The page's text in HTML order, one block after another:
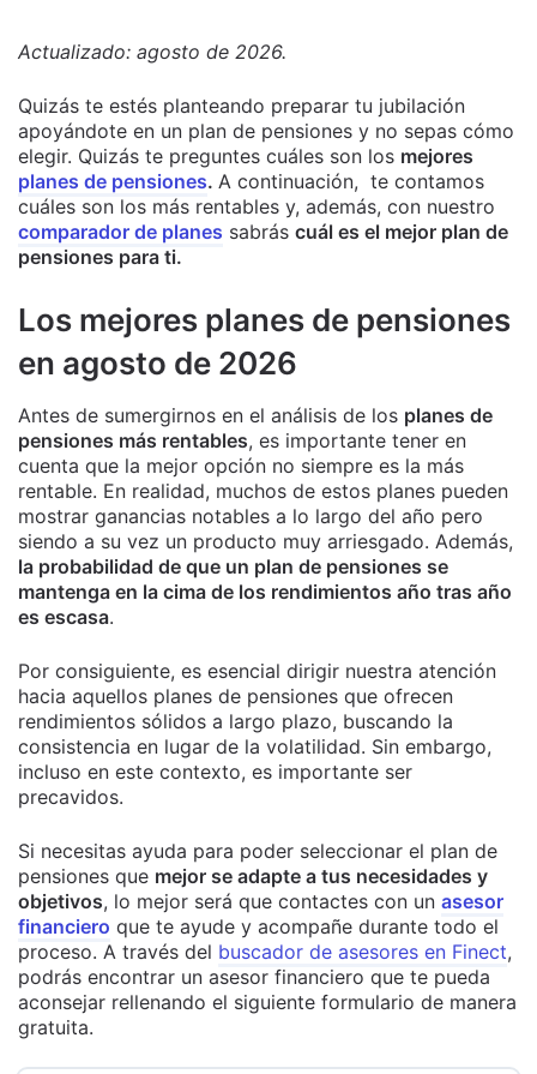
Actualizado: agosto de 2026.
Quizás te estés planteando preparar tu jubilación
apoyándote en un plan de pensiones y no sepas cómo
elegir. Quizás te preguntes cuáles son los mejores
planes de pensiones. A continuación, te contamos
cuáles son los más rentables y, además, con nuestro
comparador de planes sabrás cuál es el mejor plan de
pensiones para ti.
Los mejores planes de pensiones
en agosto de 2026
Antes de sumergirnos en el análisis de los planes de
pensiones más rentables, es importante tener en
cuenta que la mejor opción no siempre es la más
rentable. En realidad, muchos de estos planes pueden
mostrar ganancias notables a lo largo del año pero
siendo a su vez un producto muy arriesgado. Además,
la probabilidad de que un plan de pensiones se
mantenga en la cima de los rendimientos año tras año
es escasa.
Por consiguiente, es esencial dirigir nuestra atención
hacia aquellos planes de pensiones que ofrecen
rendimientos sólidos a largo plazo, buscando la
consistencia en lugar de la volatilidad. Sin embargo,
incluso en este contexto, es importante ser
precavidos.
Si necesitas ayuda para poder seleccionar el plan de
pensiones que mejor se adapte a tus necesidades y
objetivos, lo mejor será que contactes con un asesor
financiero que te ayude y acompañe durante todo el
proceso. A través del buscador de asesores en Finect,
podrás encontrar un asesor financiero que te pueda
aconsejar rellenando el siguiente formulario de manera
gratuita.